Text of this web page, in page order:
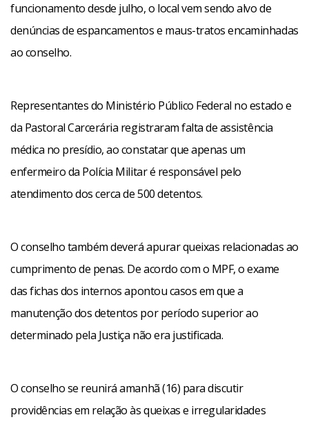
funcionamento desde julho, o local vem sendo alvo de
denúncias de espancamentos e maus-tratos encaminhadas
ao conselho.
Representantes do Ministério Público Federal no estado e
da Pastoral Carcerária registraram falta de assistência
médica no presídio, ao constatar que apenas um
enfermeiro da Polícia Militar é responsável pelo
atendimento dos cerca de 500 detentos.
O conselho também deverá apurar queixas relacionadas ao
cumprimento de penas. De acordo com o MPF, o exame
das fichas dos internos apontou casos em que a
manutenção dos detentos por período superior ao
determinado pela Justiça não era justificada.
O conselho se reunirá amanhã (16) para discutir
providências em relação às queixas e irregularidades